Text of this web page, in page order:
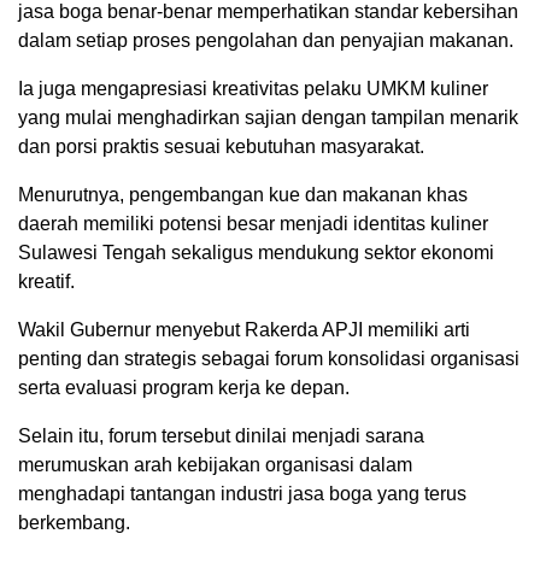
jasa boga benar-benar memperhatikan standar kebersihan
dalam setiap proses pengolahan dan penyajian makanan.
Ia juga mengapresiasi kreativitas pelaku UMKM kuliner
yang mulai menghadirkan sajian dengan tampilan menarik
dan porsi praktis sesuai kebutuhan masyarakat.
Menurutnya, pengembangan kue dan makanan khas
daerah memiliki potensi besar menjadi identitas kuliner
Sulawesi Tengah sekaligus mendukung sektor ekonomi
kreatif.
Wakil Gubernur menyebut Rakerda APJI memiliki arti
penting dan strategis sebagai forum konsolidasi organisasi
serta evaluasi program kerja ke depan.
Selain itu, forum tersebut dinilai menjadi sarana
merumuskan arah kebijakan organisasi dalam
menghadapi tantangan industri jasa boga yang terus
berkembang.